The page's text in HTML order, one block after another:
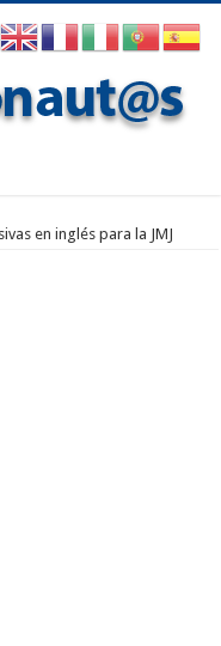
en inglés para la JMJ